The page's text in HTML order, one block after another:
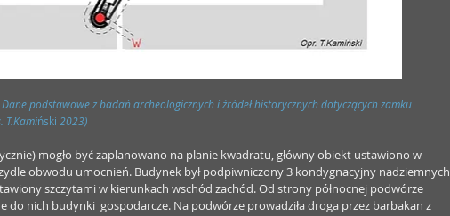
podstawowe z badań archeologicznych i źródeł historycznych dotyczących zamku
T.Kamiński 2023)
mogło być zaplanowano na planie kwadratu, główny obiekt ustawiono w
obwodu umocnień. Budynek był podpiwniczony 3 kondygnacyjny nadziemnych
szczytami w kierunkach wschód zachód. Od strony północnej podwórze
do nich budynki  gospodarcze. Na podwórze prowadziła droga przez barbakan z